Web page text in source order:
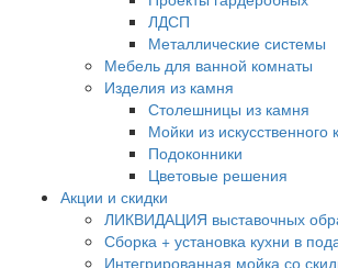
ЛДСП
Металлические системы
Мебель для ванной комнаты
Изделия из камня
Столешницы из камня
Мойки из искусственного
Подоконники
Цветовые решения
Акции и скидки
ЛИКВИДАЦИЯ выставочных
Сборка + установка кухни в
Интегрированная мойка со